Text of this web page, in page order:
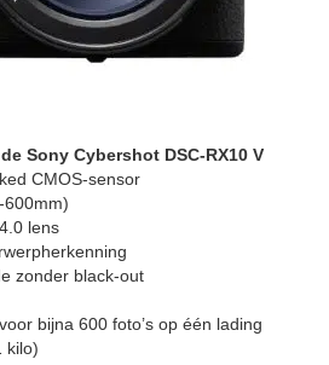
Sony Cybershot DSC-RX10 V
CMOS-sensor
600mm)
lens
zonder black-out
bijna 600 foto’s op één lading
kilo)